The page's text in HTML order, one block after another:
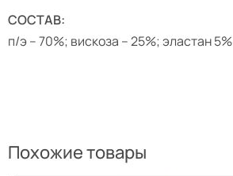
СОСТАВ:
п/э – 70%; вискоза – 25%; эластан 5%
Похожие товары